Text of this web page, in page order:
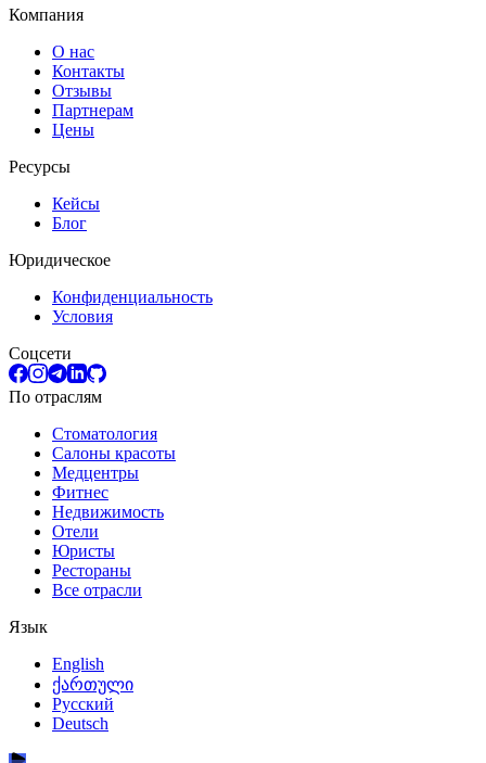
Компания
О нас
Контакты
Отзывы
Партнерам
Цены
Ресурсы
Кейсы
Блог
Юридическое
Конфиденциальность
Условия
Соцсети
По отраслям
Стоматология
Салоны красоты
Медцентры
Фитнес
Недвижимость
Отели
Юристы
Рестораны
Все отрасли
Язык
English
ქართული
Русский
Deutsch